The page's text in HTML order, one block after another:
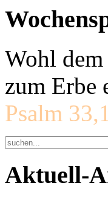
Wohl
zum Erbe
Psalm
Aktuell-